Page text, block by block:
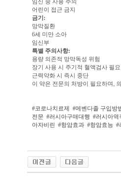
임신 중 사용 주의
어린이 접근 금지
금기:
망막질환
6세 미만 소아
임신부
특별 주의사항:
용량 의존적 망막독성 위험
장기 사용 시 주기적 혈액검사 필요
근력약화 시 즉시 중단
이 약은 전문의 처방이 필요하며,
#코로나치료제
#메벤다졸 구입방
전문 #러시아구매대행 #러시아역
아자비린 #항암효과 #항암효능 #